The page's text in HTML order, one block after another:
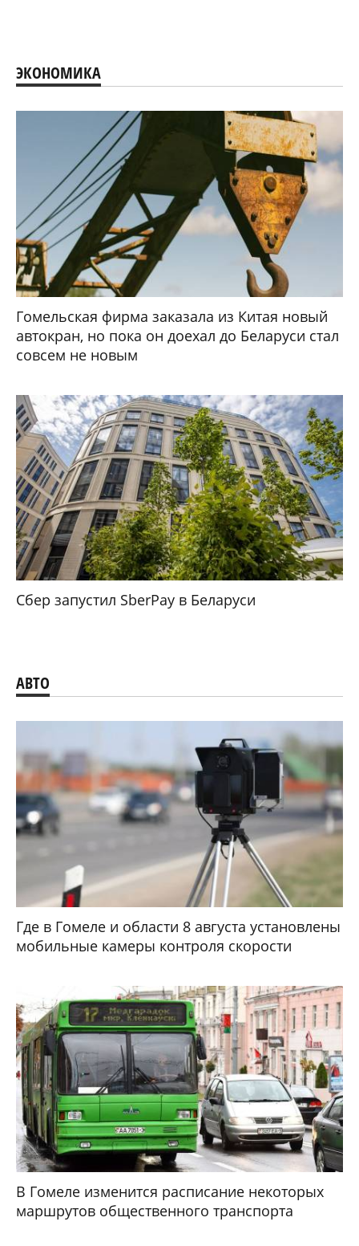
ЭКОНОМИКА
Гомельская фирма заказала из Китая новый
автокран, но пока он доехал до Беларуси стал
совсем не новым
Сбер запустил SberPay в Беларуси
АВТО
Где в Гомеле и области 8 августа установлены
мобильные камеры контроля скорости
В Гомеле изменится расписание некоторых
маршрутов общественного транспорта